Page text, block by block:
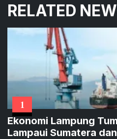
RELATED
1
Ekonomi Lampung
Lampaui Sumatera